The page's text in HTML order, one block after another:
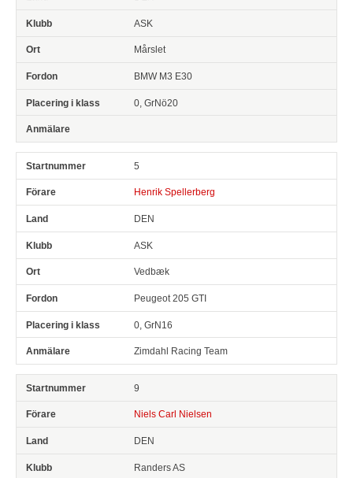
ASK
Mårslet
BMW M3 E30
0, GrNö20
5
Henrik Spellerberg
DEN
ASK
Vedbæk
Peugeot 205 GTI
0, GrN16
Zimdahl Racing Team
9
Niels Carl Nielsen
DEN
Randers AS